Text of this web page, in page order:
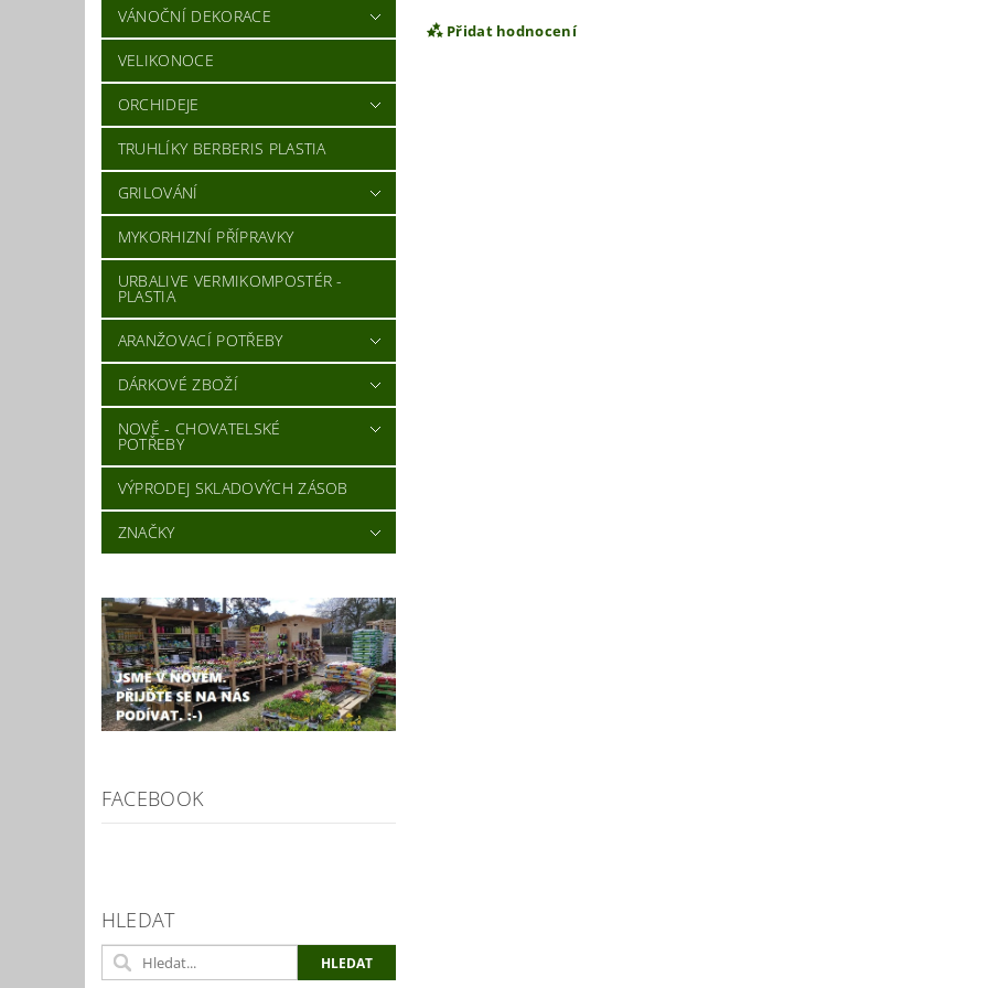
VÁNOČNÍ DEKORACE
VELIKONOCE
ORCHIDEJE
TRUHLÍKY BERBERIS PLASTIA
GRILOVÁNÍ
MYKORHIZNÍ PŘÍPRAVKY
URBALIVE VERMIKOMPOSTÉR -
PLASTIA
ARANŽOVACÍ POTŘEBY
DÁRKOVÉ ZBOŽÍ
NOVĚ - CHOVATELSKÉ
POTŘEBY
VÝPRODEJ SKLADOVÝCH ZÁSOB
ZNAČKY
FACEBOOK
HLEDAT
Přidat hodnocení